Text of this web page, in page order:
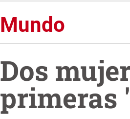
Mundo
Dos
primeras